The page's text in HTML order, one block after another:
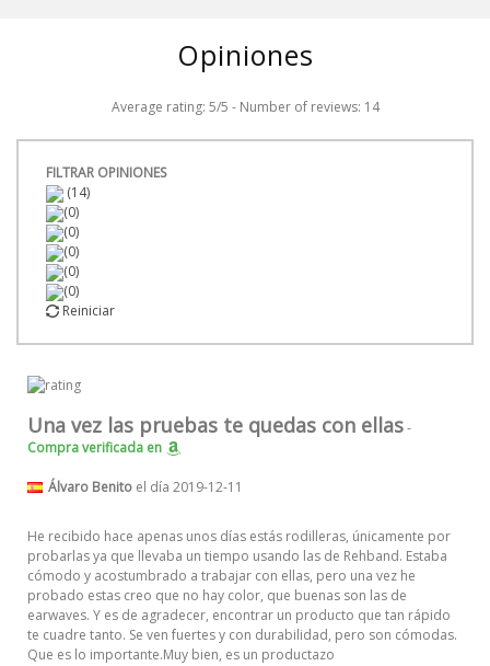
Opiniones
Average rating: 5/5 - Number of reviews: 14
FILTRAR OPINIONES
(14)
(0)
(0)
(0)
(0)
(0)
Reiniciar
Una vez las pruebas te quedas con ellas-
Compra verificada en
Álvaro Benito el día 2019-12-11
He recibido hace apenas unos días estás rodilleras, únicamente por
probarlas ya que llevaba un tiempo usando las de Rehband. Estaba
cómodo y acostumbrado a trabajar con ellas, pero una vez he
probado estas creo que no hay color, que buenas son las de
earwaves. Y es de agradecer, encontrar un producto que tan rápido
te cuadre tanto. Se ven fuertes y con durabilidad, pero son cómodas.
Que es lo importante.Muy bien, es un productazo